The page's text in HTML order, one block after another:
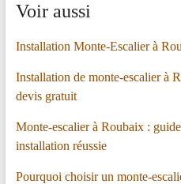
Voir aussi
Installation Monte-Escalier à
Installation de monte-escalier à
devis gratuit
Monte-escalier à Roubaix :
installation réussie
Pourquoi choisir un monte-